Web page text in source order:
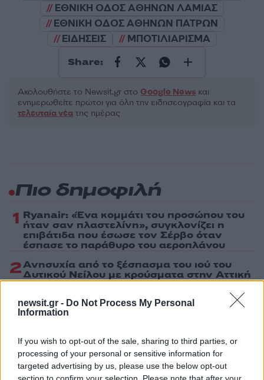
newsit.gr - Do Not Process My Personal
Information
If you wish to opt-out of the sale, sharing to third parties, or
processing of your personal or sensitive information for
targeted advertising by us, please use the below opt-out
ΕΘΝΙΚΗ ΟΔΟΣ ΑΘΗΝΩΝ ΛΑΜΙΑΣ
ΕΘΝΙΚΗ ΟΔΟΣ ΑΘΗΝΩΝ ΠΑΤΡΩΝ
ΕΙΔΗΣΕΙΣ
ΜΠΟΤΙΛΙΑΡΙΣΜΑ
Share:
Ακολουθήστε το Νewsit.gr στο Google News και
ενημερωθείτε πρώτοι για όλη την ειδησεογραφία και τα
τελευταία νέα της ημέρας
Πιο δημοφιλή
1 Ryanair: «Ένα κομμάτι του προσώπου του
ήταν σαν πλαστελίνη», συγκλονίζει η
επιβάτιδα που έσωσε τον Σέρβο όταν
έσπασε το παράθυρο του αεροπλάνου
2Ανησυχία από το ξέσπασμα του ιού του
Δυτικού Νείλου με κρούσματα στην Αττική
- «Καμπανάκι» από τον Ιατρικό Σύλλογο
Αθηνών για την προστασία της δημόσιας
υγείας
4Νέος «Αντεροβγάλτης» στο Λονδίνο βίαζε
και δολοφονούσε ιερόδουλες – Είχε
συλληφθεί και αφέθηκε ελεύθερος